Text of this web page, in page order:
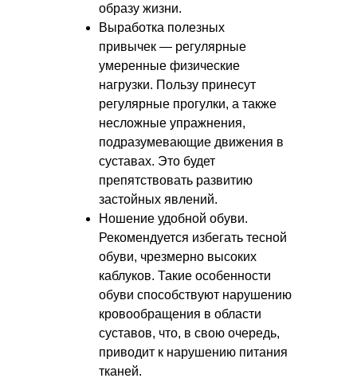
образу жизни.
Выработка полезных
привычек — регулярные
умеренные физические
нагрузки. Пользу принесут
регулярные прогулки, а также
несложные упражнения,
подразумевающие движения в
суставах. Это будет
препятствовать развитию
застойных явлений.
Ношение удобной обуви.
Рекомендуется избегать тесной
обуви, чрезмерно высоких
каблуков. Такие особенности
обуви способствуют нарушению
кровообращения в области
суставов, что, в свою очередь,
приводит к нарушению питания
тканей.